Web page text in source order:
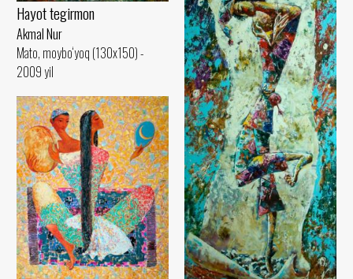
Hayot tegirmon
Akmal Nur
Mato, moybo‘yoq (130x150) -
2009 yil